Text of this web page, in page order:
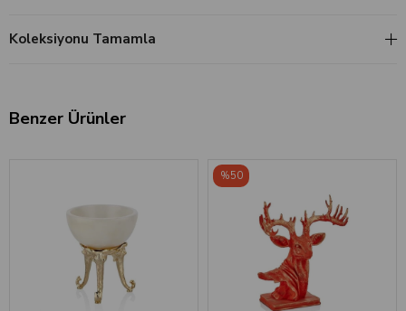
Koleksiyonu Tamamla
Benzer Ürünler
%50